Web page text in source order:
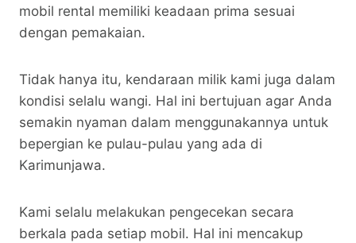
mobil rental memiliki keadaan prima sesuai
dengan pemakaian.
Tidak hanya itu, kendaraan milik kami juga dalam
kondisi selalu wangi. Hal ini bertujuan agar Anda
semakin nyaman dalam menggunakannya untuk
bepergian ke pulau-pulau yang ada di
Karimunjawa.
Kami selalu melakukan pengecekan secara
berkala pada setiap mobil. Hal ini mencakup